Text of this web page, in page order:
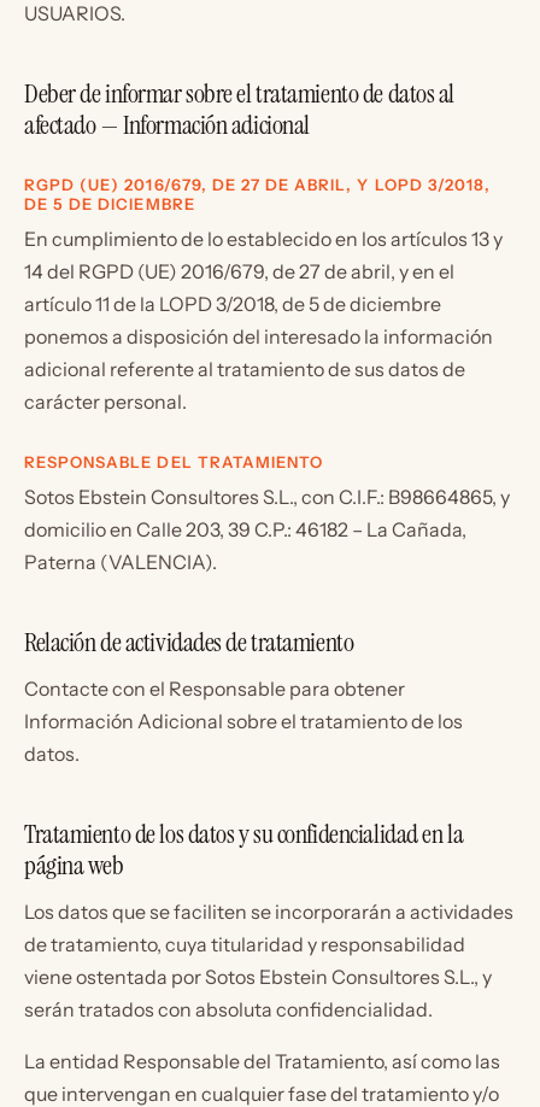
USUARIOS.
Deber de informar sobre el tratamiento de datos al
afectado — Información adicional
RGPD (UE) 2016/679, DE 27 DE ABRIL, Y LOPD 3/2018,
DE 5 DE DICIEMBRE
En cumplimiento de lo establecido en los artículos 13 y
14 del RGPD (UE) 2016/679, de 27 de abril, y en el
artículo 11 de la LOPD 3/2018, de 5 de diciembre
ponemos a disposición del interesado la información
adicional referente al tratamiento de sus datos de
carácter personal.
RESPONSABLE DEL TRATAMIENTO
Sotos Ebstein Consultores S.L., con C.I.F.: B98664865, y
domicilio en Calle 203, 39 C.P.: 46182 – La Cañada,
Paterna (VALENCIA).
Relación de actividades de tratamiento
Contacte con el Responsable para obtener
Información Adicional sobre el tratamiento de los
datos.
Tratamiento de los datos y su confidencialidad en la
página web
Los datos que se faciliten se incorporarán a actividades
de tratamiento, cuya titularidad y responsabilidad
viene ostentada por Sotos Ebstein Consultores S.L., y
serán tratados con absoluta confidencialidad.
La entidad Responsable del Tratamiento, así como las
que intervengan en cualquier fase del tratamiento y/o